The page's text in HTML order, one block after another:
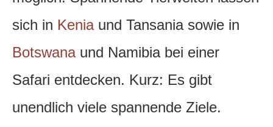
sich in Keniaund Tansania sowie in
Botswanaund Namibia bei einer
Safari entdecken. Kurz: Es gibt
unendlich viele spannende Ziele.